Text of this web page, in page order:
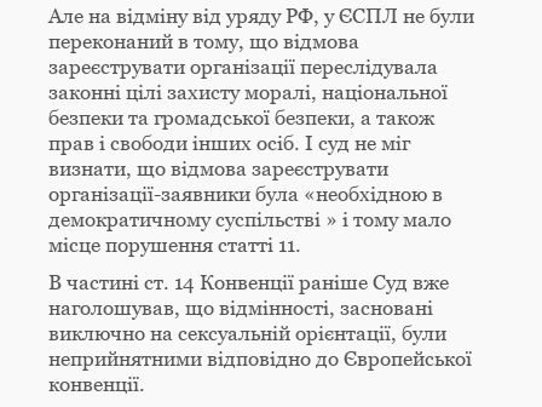
Але на відміну від уряду РФ, у ЄСПЛ не були
переконаний в тому, що відмова
зареєструвати організації переслідувала
законні цілі захисту моралі, національної
безпеки та громадської безпеки, а також
прав і свободи інших осіб. І суд не міг
визнати, що відмова зареєструвати
організації-заявники була «необхідною в
демократичному суспільстві » і тому мало
місце порушення статті 11.
В частині ст. 14 Конвенції раніше Суд вже
наголошував, що відмінності, засновані
виключно на сексуальній орієнтації, були
неприйнятними відповідно до Європейської
конвенції.